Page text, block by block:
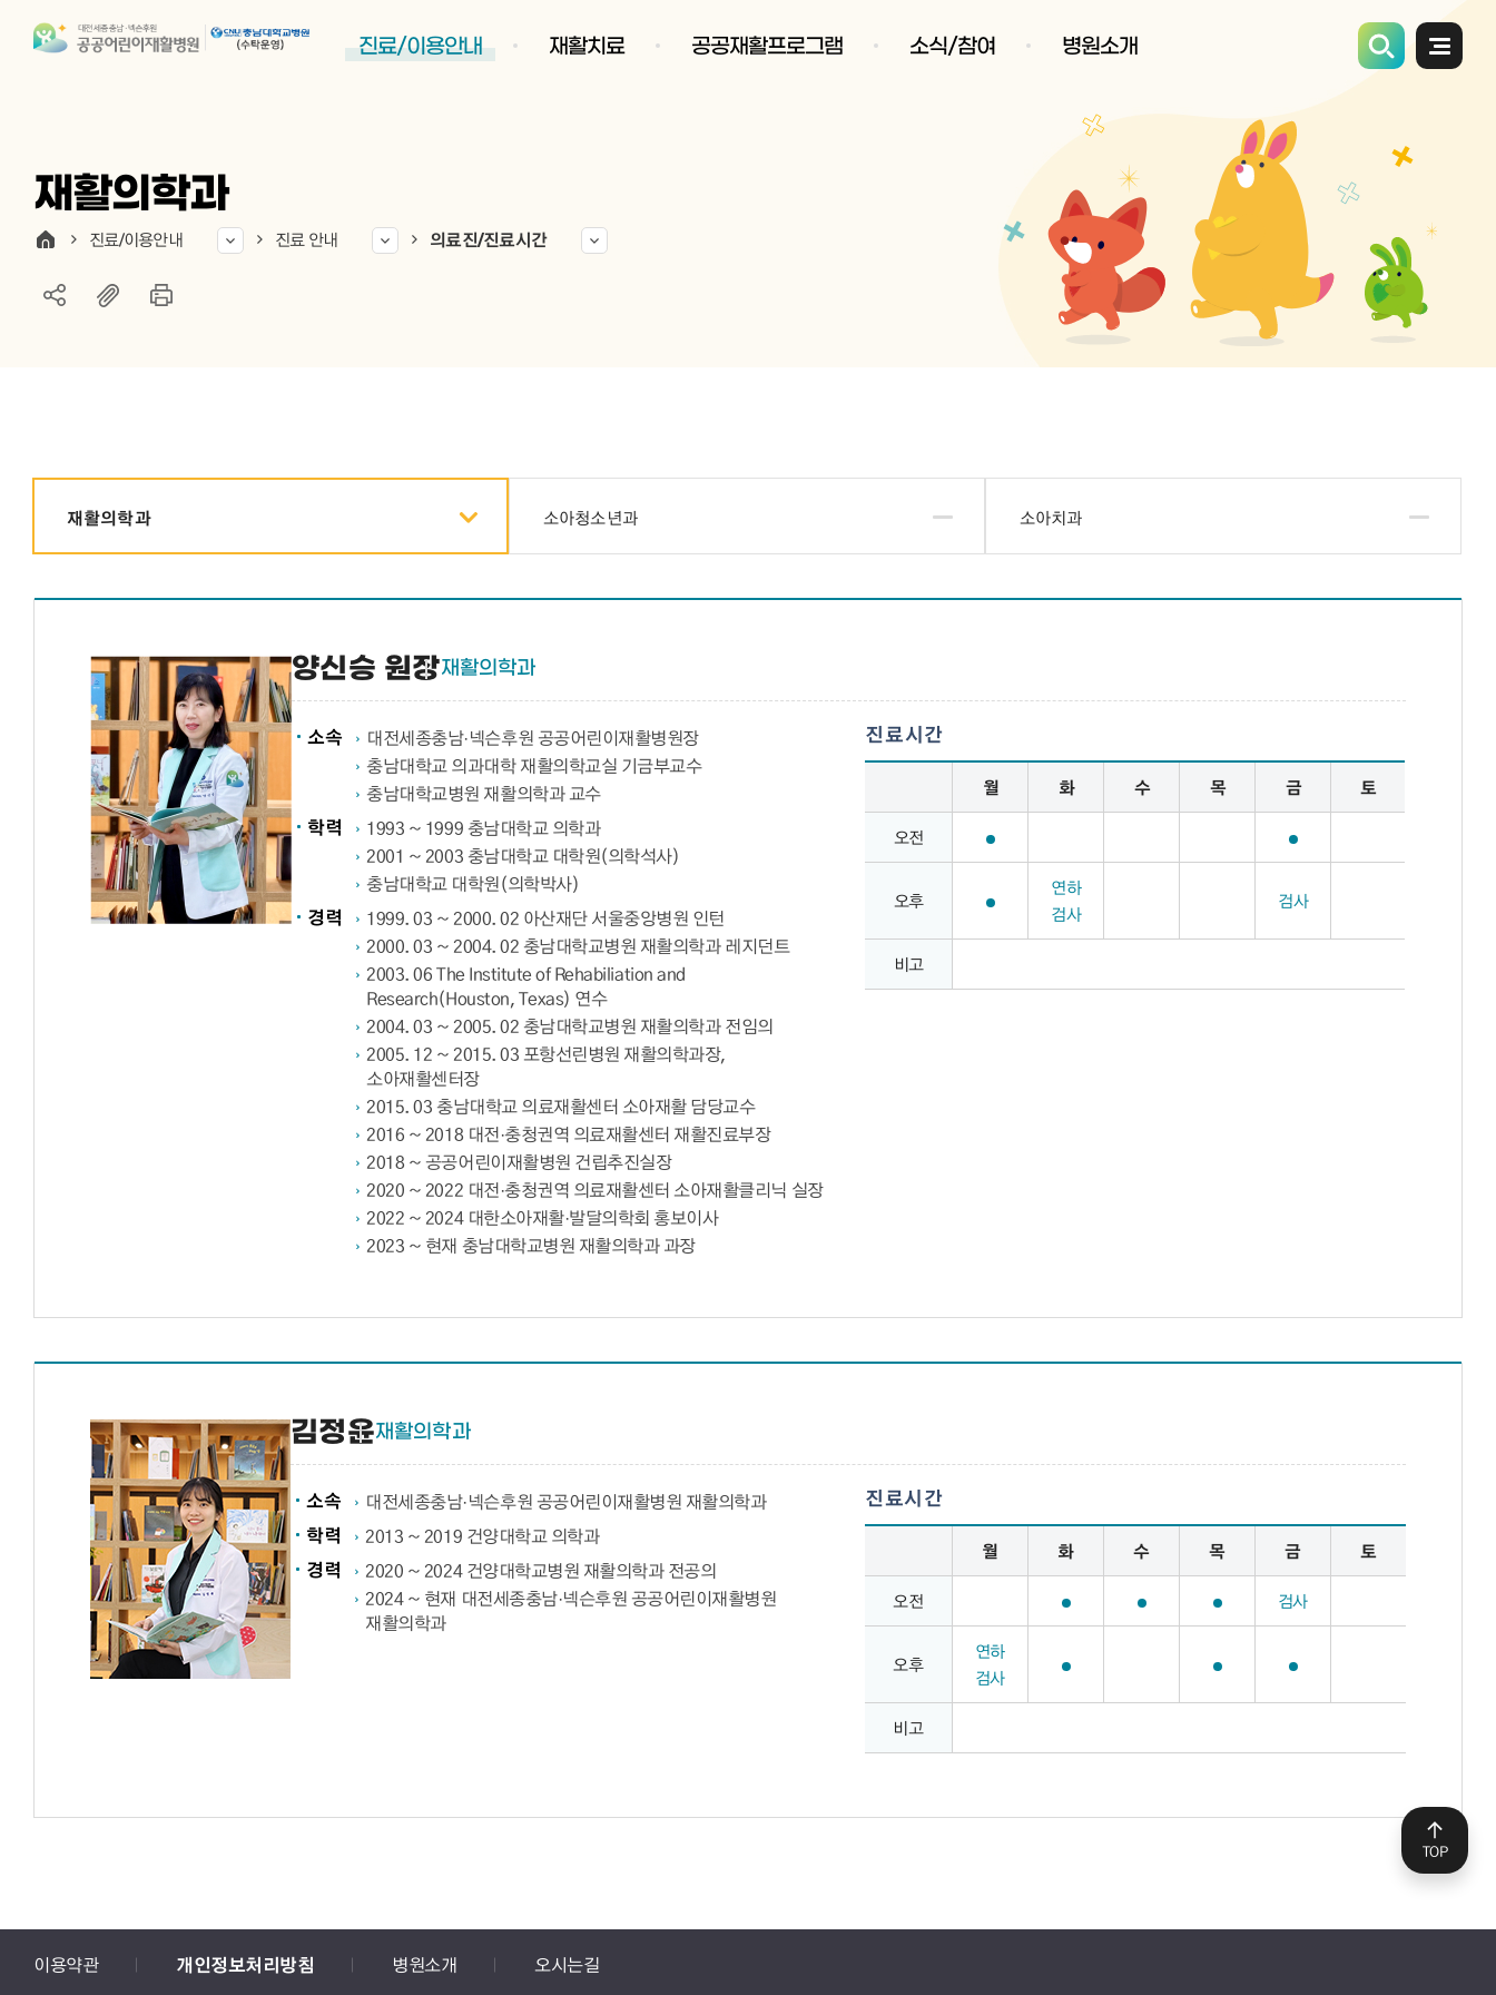
전체메
진료/이용안내 재활치료 공공재활프로그램 소식/참여 병원소개
재활의학과
진료/이용안내 진료 안내 의료진/진료시간
재활의학과 소아청소년과 소아치과
양신승 원장재활의학과
소속
대전세종충남·넥슨후원 공공어린이재활병원장
충남대학교 의과대학 재활의학교실 기금부교수
충남대학교병원 재활의학과 교수
학력
1993 ~ 1999 충남대학교 의학과
2001 ~ 2003 충남대학교 대학원(의학석사)
충남대학교 대학원(의학박사)
경력
1999. 03 ~ 2000. 02 아산재단 서울중앙병원 인턴
2000. 03 ~ 2004. 02 충남대학교병원 재활의학과 레지던트
2003. 06 The Institute of Rehabiliation and
Research(Houston, Texas) 연수
2004. 03 ~ 2005. 02 충남대학교병원 재활의학과 전임의
2005. 12 ~ 2015. 03 포항선린병원 재활의학과장,
소아재활센터장
2015. 03 충남대학교 의료재활센터 소아재활 담당교수
2016 ~ 2018 대전·충청권역 의료재활센터 재활진료부장
2018 ~ 공공어린이재활병원 건립추진실장
2020 ~ 2022 대전·충청권역 의료재활센터 소아재활클리닉 실장
2022 ~ 2024 대한소아재활·발달의학회 홍보이사
2023 ~ 현재 충남대학교병원 재활의학과 과장
진료시간
진료시간 – 월,화,수,목,금,토의 오전,오후,비고 정보 제공
월 화 수 목 금 토
오전
오후
연하
검사
검사
비고
김정윤재활의학과
소속 대전세종충남·넥슨후원 공공어린이재활병원 재활의학과
학력 2013 ~ 2019 건양대학교 의학과
경력
2020 ~ 2024 건양대학교병원 재활의학과 전공의
2024 ~ 현재 대전세종충남·넥슨후원 공공어린이재활병원
재활의학과
진료시간
진료시간 – 월,화,수,목,금,토의 오전,오후,비고 정보 제공
월 화 수 목 금 토
오전 검사
오후
연하
검사
비고
이용약관 개인정보처리방침 병원소개 오시는길
TOP